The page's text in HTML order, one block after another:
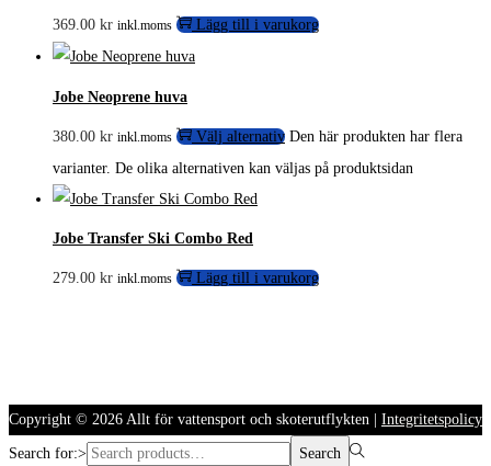
369.00 kr inkl.moms Lägg till i varukorg
Jobe Neoprene huva
380.00 kr inkl.moms Välj alternativ Den här produkten har flera
varianter. De olika alternativen kan väljas på produktsidan
Jobe Transfer Ski Combo Red
279.00 kr inkl.moms Lägg till i varukorg
Copyright © 2026 Allt för vattensport och skoterutflykten Integritetspolicy
Search for:> Search